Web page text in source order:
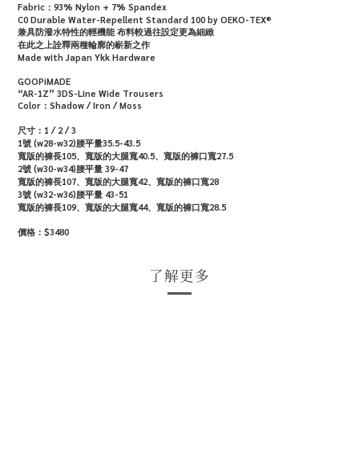
Fabric：93% Nylon + 7% Spandex
C0 Durable Water-Repellent Standard 100 by OEKO-TEX®
兼具防潑水特性的輕機能 布料較過往設定更為細緻
在此之上詮釋兩種輪廓的嶄新之作
Made with Japan Ykk Hardware
GOOPiMADE
“AR-1Z” 3DS-Line Wide Trousers
Color：Shadow / Iron / Moss
尺寸：1 / 2 / 3
1號 (w28-w32)腰平量35.5-43.5
寬版的褲長105、寬版的大腿寬40.5、寬版的褲口寬27.5
2號 (w30-w34)腰平量 39-47
寬版的褲長107、寬版的大腿寬42、寬版的褲口寬28
3號 (w32-w36)腰平量 43-51
寬版的褲長109、寬版的大腿寬44、寬版的褲口寬28.5
價格：$3480
了解更多